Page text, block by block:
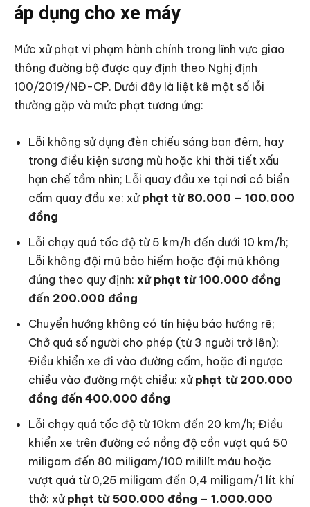
áp dụng cho xe máy
Mức xử phạt vi phạm hành chính trong lĩnh vực giao
thông đường bộ được quy định theo Nghị định
100/2019/NĐ-CP. Dưới đây là liệt kê một số lỗi
thường gặp và mức phạt tương ứng:
Lỗi không sử dụng đèn chiếu sáng ban đêm, hay
trong điều kiện sương mù hoặc khi thời tiết xấu
hạn chế tầm nhìn; Lỗi quay đầu xe tại nơi có biển
cấm quay đầu xe: xử phạt từ 80.000 – 100.000
đồng
Lỗi chạy quá tốc độ từ 5 km/h đến dưới 10 km/h;
Lỗi không đội mũ bảo hiểm hoặc đội mũ không
đúng theo quy định: xử phạt từ 100.000 đồng
đến 200.000 đồng
Chuyển hướng không có tín hiệu báo hướng rẽ;
Chở quá số người cho phép (từ 3 người trở lên);
Điều khiển xe đi vào đường cấm, hoặc đi ngược
chiều vào đường một chiều: xử phạt từ 200.000
đồng đến 400.000 đồng
Lỗi chạy quá tốc độ từ 10km đến 20 km/h; Điều
khiển xe trên đường có nồng độ cồn vượt quá 50
miligam đến 80 miligam/100 mililít máu hoặc
vượt quá từ 0,25 miligam đến 0,4 miligam/1 lít khí
thở: xử phạt từ 500.000 đồng – 1.000.000